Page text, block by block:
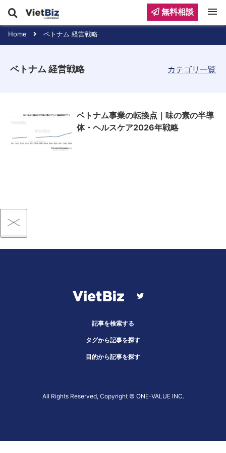
Home ベトナム 経営戦略
ベトナム 経営戦略 カテゴリ一覧
ベトナム事業の転換点｜味の素の半導
体・ヘルスケア2026年戦略
記事を検索する
タグから記事を探す
目的から記事を探す
All Rights Reserved, Copyright ©︎ ONE-VALUE INC.
無料相談 menu